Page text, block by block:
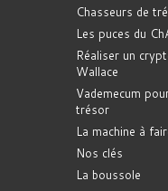
Chasseurs de
Les puces du
Réaliser un
Wallace
Vademecum
trésor
La machine à
Nos clés
La boussole